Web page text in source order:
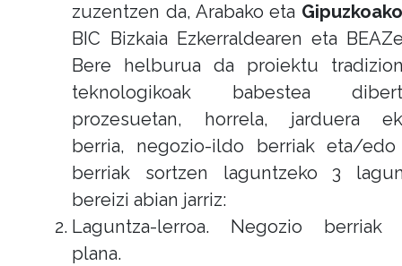
zuzentzen da, Arabako eta
BIC Bizkaia Ezkerraldearen eta
Bere helburua da proiektu
teknologikoak babestea
prozesuetan, horrela, jarduera
berria, negozio-ildo berriak eta/edo
berriak sortzen laguntzeko 3
bereizi abian jarriz:
Laguntza-lerroa. Negozio berriak
plana.